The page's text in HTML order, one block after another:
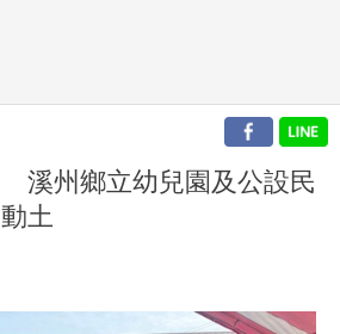
溪州鄉立幼兒園及公設民
土